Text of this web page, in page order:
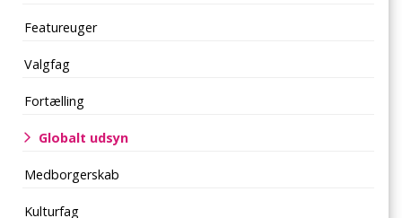
Featureuger
Valgfag
Fortælling
Globalt udsyn
Medborgerskab
Kulturfag